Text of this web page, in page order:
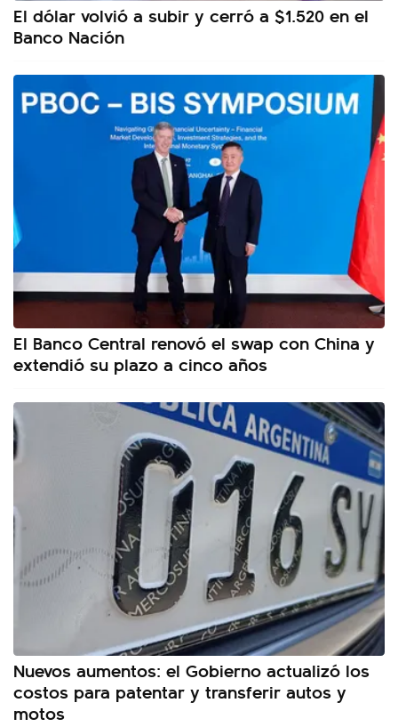
El dólar volvió a subir y cerró a $1.520 en el
Banco Nación
El Banco Central renovó el swap con China y
extendió su plazo a cinco años
Nuevos aumentos: el Gobierno actualizó los
costos para patentar y transferir autos y
motos